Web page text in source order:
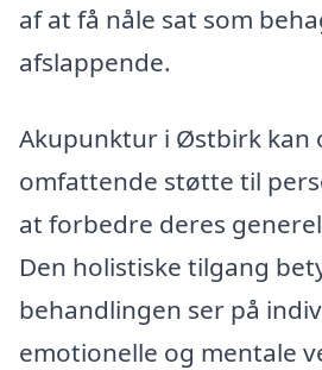
af at få nåle sat som
afslappende.
Akupunktur i Østbirk kan
omfattende støtte til
at forbedre deres
Den holistiske tilgang
behandlingen ser på
emotionelle og mentale